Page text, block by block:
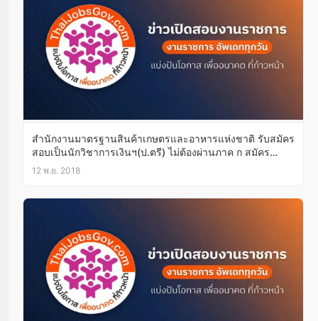
สำนักงานมาตรฐานสินค้าเกษตรและอาหารแห่งชาติ รับสมัคร
สอบเป็นนักวิชาการเงินฯ(ป.ตรี) ไม่ต้องผ่านภาค ก สมัคร
ออนไลน์19-23พ.ย.61
12 พ.ย. 2018